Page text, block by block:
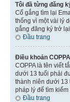
Tôi đã từng đăng
Cố gắng tìm lại
thống vì một vài lý
gắng đăng ký trở
Đầu trang
Điều khoản
COPPA là tên viết
dưới 13 tuổi phải
thành niên dưới 13
pháp lý để tìm
Đầu trang